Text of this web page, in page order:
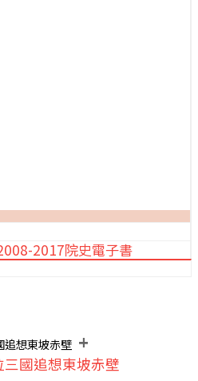
2017院史電子書
+
國追想東坡赤壁